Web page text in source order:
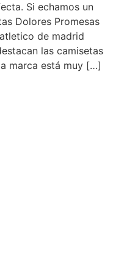
Si echamos un
Dolores Promesas
de madrid
las camisetas
marca está muy […]